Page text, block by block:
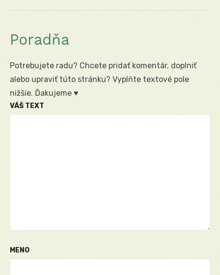
Poradňa
Potrebujete radu? Chcete pridať komentár, doplniť
alebo upraviť túto stránku? Vyplňte textové pole
nižšie. Ďakujeme ♥
VÁŠ TEXT
MENO